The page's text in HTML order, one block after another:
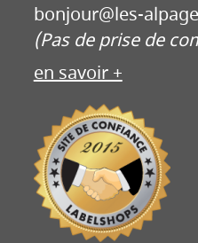
bonjour@les-
(Pas de prise de
en savoir +